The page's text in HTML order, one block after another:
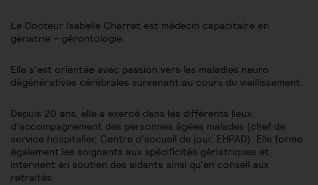
Le Docteur Isabelle Charret est médecin capacitaire en
gériatrie – gérontologie.
Elle s’est orientée avec passion vers les maladies neuro
dégénératives cérébrales survenant au cours du vieillissement.
Depuis 20 ans, elle a exercé dans les différents lieux
d’accompagnement des personnes âgées malades (chef de
service hospitalier, Centre d’accueil de jour, EHPAD). Elle forme
également les soignants aux spécificités gériatriques et
intervient en soutien des aidants ainsi qu’en conseil aux
retraités.